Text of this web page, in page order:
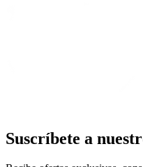
Suscríbete a